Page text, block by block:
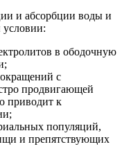
и абсорбции воды и
условии:
в ободочную
с
продвигающей
приводит к
популяций,
и препятствующих